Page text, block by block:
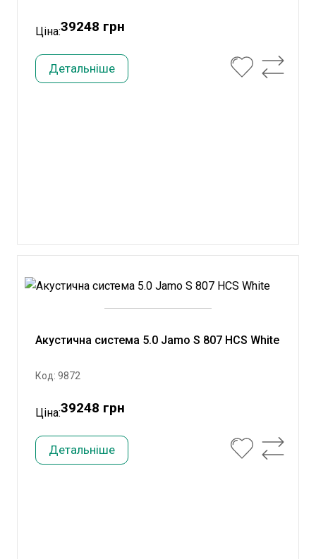
Ціна:39248 грн
Детальніше
Акустична система 5.0 Jamo S 807 HCS White
Код: 9872
Ціна:39248 грн
Детальніше